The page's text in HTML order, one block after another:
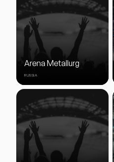
Arena Metallurg
RUSSIA